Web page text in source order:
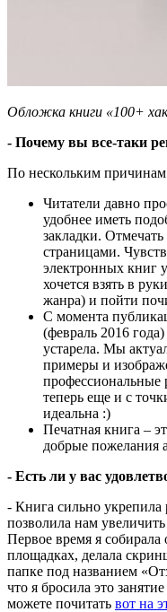
Обложка книги «100+
- Почему вы все-таки
По нескольким
Читатели давно
удобнее иметь
закладки.
страницами.
электронных книг
хочется взять в
жанра) и пойти
С момента
(февраль 2016
устарела. Мы
примеры и
профессиональные
теперь еще и с
идеальна :)
Печатная книга –
добрые пожелания
- Есть ли у вас
- Книга сильно
позволила нам
Первое время я
площадках, делала
папке под названием
что я бросила это
можете почитать вот на